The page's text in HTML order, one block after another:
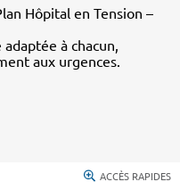
Hôpital en Tension –
à chacun,
aux urgences.
ACCÈS RAPIDES